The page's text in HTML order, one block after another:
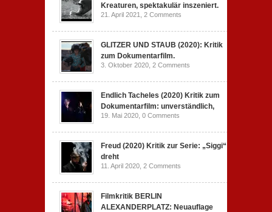
Kreaturen, spektakulär inszeniert.
21. April 2021, 2 Comments
GLITZER UND STAUB (2020): Kritik
zum Dokumentarfilm.
3. Oktober 2020, 2 Comments
Endlich Tacheles (2020) Kritik zum
Dokumentarfilm: unverständlich,
19. Mai 2020, 0 Comments
Freud (2020) Kritik zur Serie: „Siggi“
dreht
11. April 2020, 2 Comments
Filmkritik BERLIN
ALEXANDERPLATZ: Neuauflage